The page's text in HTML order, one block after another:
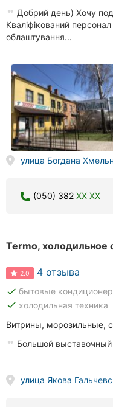
Ужгород
Карпаты
Добрий день) Хочу
Кваліфікований
облаштування...
улица Богдана
(050) 382 XX XX
Termo, холодильное
2.0 4 отзыва
done бытовые
done холодильная техника
Витрины, морозильные,
Большой
улица Якова